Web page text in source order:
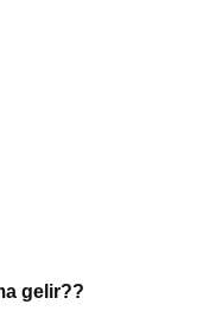
gelir??